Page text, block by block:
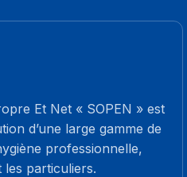
Et Net « SOPEN » est
d’une large gamme de
professionnelle,
particuliers.